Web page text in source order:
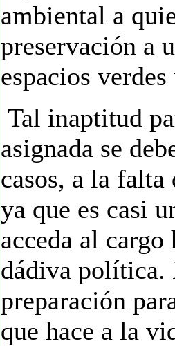
ambiental a
preservación a
espacios
Tal inaptitud
asignada se
casos, a la
ya que es casi
acceda al cargo
dádiva política.
preparación
que hace a la